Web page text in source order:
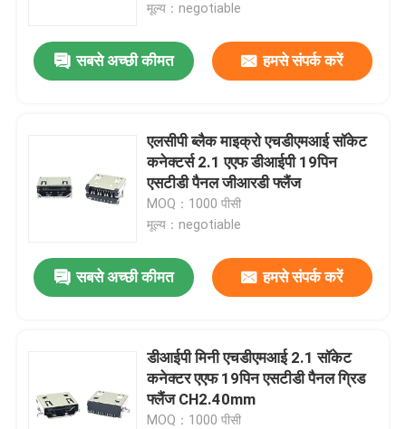
मूल्य：negotiable
सबसे अच्छी कीमत हमसे संपर्क करें
एलसीपी ब्लैक माइक्रो एचडीएमआई सॉकेट
कनेक्टर्स 2.1 एएफ डीआईपी 19पिन
एसटीडी पैनल जीआरडी फ्लैंज
MOQ：1000 पीसी
मूल्य：negotiable
सबसे अच्छी कीमत हमसे संपर्क करें
डीआईपी मिनी एचडीएमआई 2.1 सॉकेट
कनेक्टर एएफ 19पिन एसटीडी पैनल ग्रिड
फ्लैंज CH2.40mm
MOQ：1000 पीसी